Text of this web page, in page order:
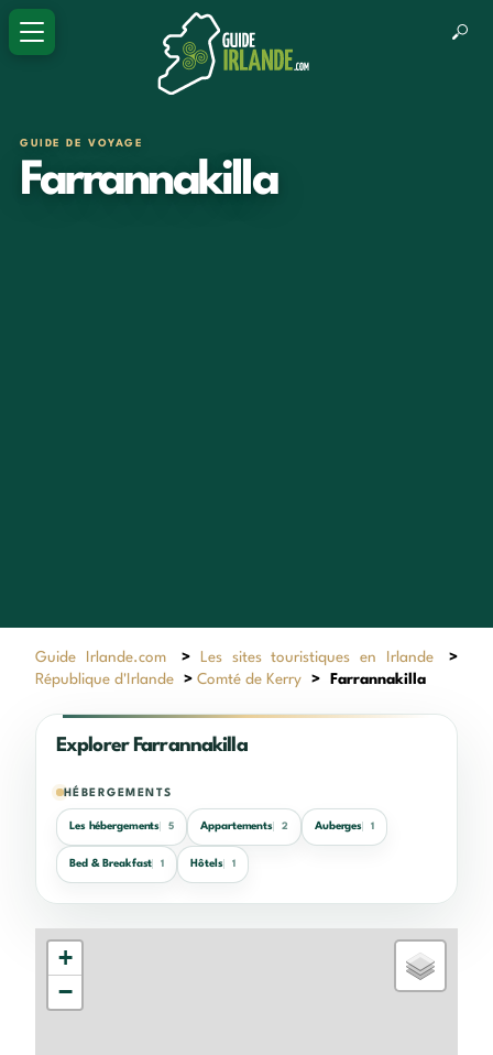
GUIDE DE VOYAGE
Farrannakilla
Guide Irlande.com > Les sites touristiques en Irlande
>
République d'Irlande
> Comté de Kerry > Farrannakilla
Explorer Farrannakilla
HÉBERGEMENTS
Les hébergements 5 Appartements 2 Auberges 1
Bed & Breakfast 1 Hôtels 1
+
−